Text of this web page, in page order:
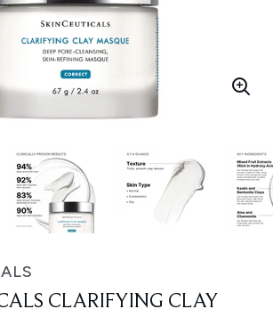
CLARIFYING CLAY